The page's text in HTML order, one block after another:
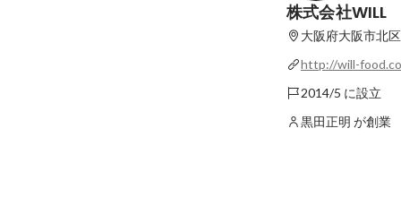
株式会社WILL
大阪府大阪市北
http://will-
2014/5 に設立
黒田正明 が創業